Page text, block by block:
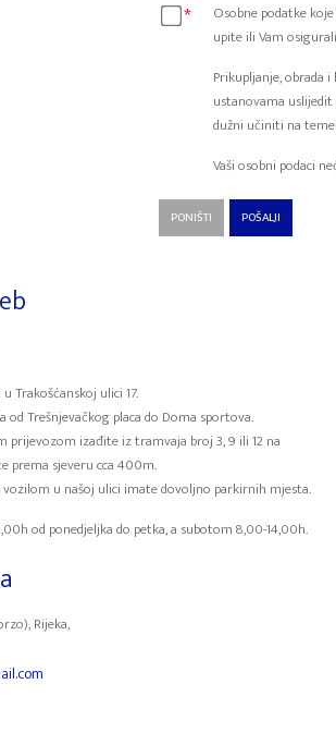
*
Osobne podatke
upite ili Vam
Prikupljanje, obrada
ustanovama
dužni učiniti na
Vaši osobni podaci
Trakošćanskoj ulici 17.
Trešnjevačkog placa do Doma sportova.
prijevozom izađite iz tramvaja broj 3, 9 ili 12 na
prema sjeveru cca 400m.
u našoj ulici imate dovoljno parkirnih mjesta.
od ponedjeljka do petka, a subotom 8,00-14,00h.
Rijeka,